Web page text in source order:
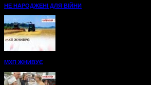
НЕ НАРОДЖЕНІ ДЛЯ ВІЙНИ
МХП ЖНИВУЄ